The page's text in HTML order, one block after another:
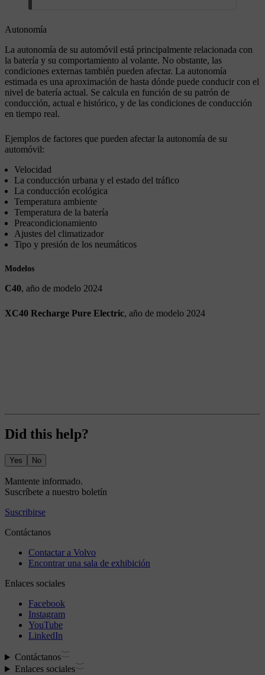
Autonomía
La autonomía de su automóvil está principalmente relacionada con
la batería y su comportamiento al volante. No obstante, las
condiciones externas también pueden afectar. La autonomía
estimada es una aproximación de hasta dónde puede conducir con el
nivel de batería actual. Se calcula en función de su patrón de
conducción, actual e histórico, y de las condiciones de conducción
en tiempo real.
Ejemplos de factores que pueden afectar la autonomía de su
automóvil:
Velocidad
La conducción urbana y el estado del tráfico
La conducción ecológica
Temperatura ambiente
Temperatura de la batería
Preacondicionamiento
Ajustes del climatizador
Tipo y presión de los neumáticos
Modelos
C40, año de modelo 2024
XC40 Recharge Pure Electric, año de modelo 2024
Did this help?
Yes No